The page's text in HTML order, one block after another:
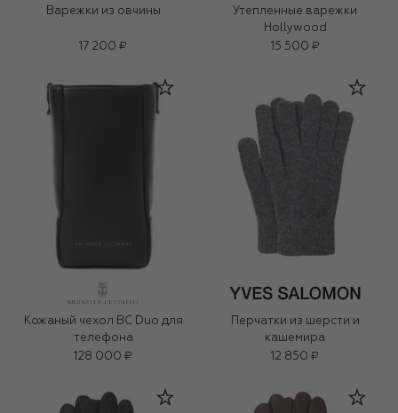
Варежки из овчины
17 200 ₽
Утепленные варежки
Hollywood
15 500 ₽
Кожаный чехол BC Duo для
телефона
128 000 ₽
Перчатки из шерсти и
кашемира
12 850 ₽